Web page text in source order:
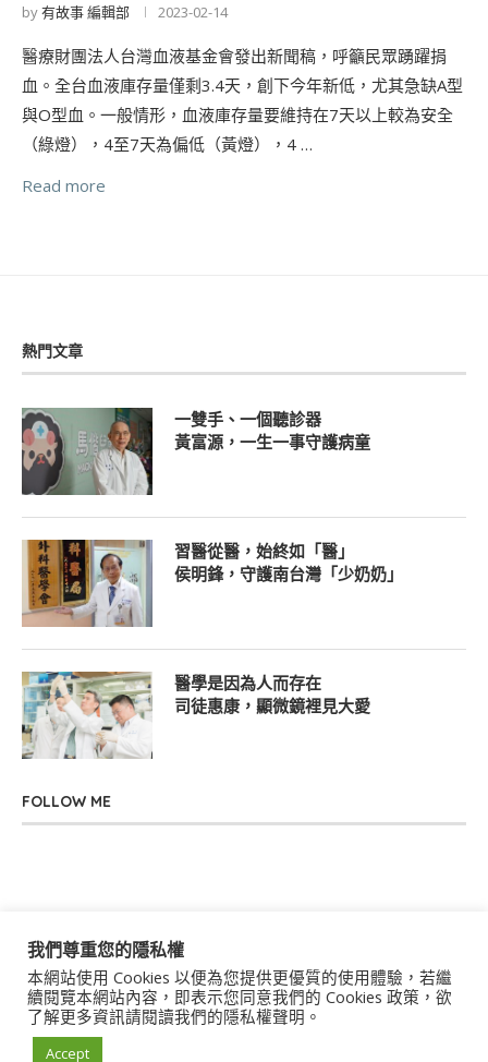
by有故事 編輯部 2023-02-14
醫療財團法人台灣血液基金會發出新聞稿，呼籲民眾踴躍捐
血。全台血液庫存量僅剩3.4天，創下今年新低，尤其急缺A型
與O型血。一般情形，血液庫存量要維持在7天以上較為安全
（綠燈），4至7天為偏低（黃燈），4 …
Read more
熱門文章
一雙手、一個聽診器
黃富源，一生一事守護病童
習醫從醫，始終如「醫」
侯明鋒，守護南台灣「少奶奶」
醫學是因為人而存在
司徒惠康，顯微鏡裡見大愛
FOLLOW ME
關於我們 聯絡我們 服務條款 隱私權政策
著作權聲明 作者群
我們尊重您的隱私權
本網站使用 Cookies 以便為您提供更優質的使用體驗，若繼
續閱覽本網站內容，即表示您同意我們的 Cookies 政策，欲
了解更多資訊請閱讀我們的隱私權聲明。
Accept